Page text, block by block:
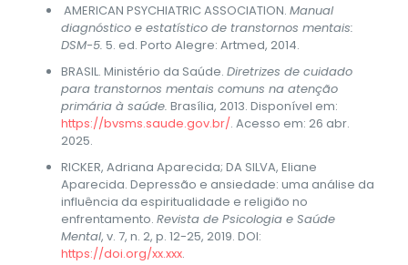
AMERICAN PSYCHIATRIC ASSOCIATION. Manual
diagnóstico e estatístico de transtornos mentais:
DSM-5. 5. ed. Porto Alegre: Artmed, 2014.
BRASIL. Ministério da Saúde. Diretrizes de cuidado
para transtornos mentais comuns na atenção
primária à saúde. Brasília, 2013. Disponível em:
https://bvsms.saude.gov.br/. Acesso em: 26 abr.
2025.
RICKER, Adriana Aparecida; DA SILVA, Eliane
Aparecida. Depressão e ansiedade: uma análise da
influência da espiritualidade e religião no
enfrentamento. Revista de Psicologia e Saúde
Mental, v. 7, n. 2, p. 12-25, 2019. DOI:
https://doi.org/xx.xxx.